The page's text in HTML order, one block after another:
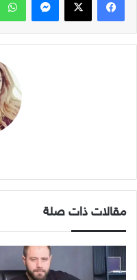
مقالات ذات صلة